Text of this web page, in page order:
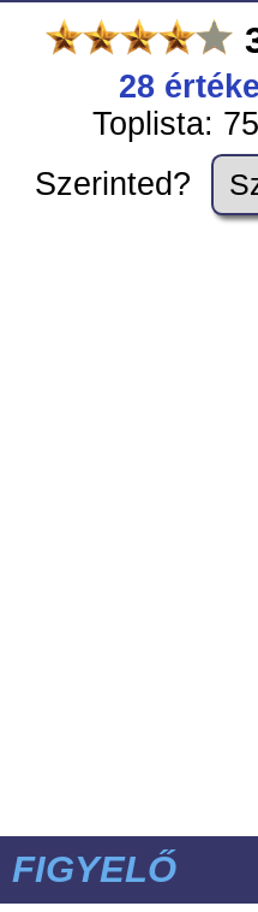
28
Toplista:
Szerinted?
FIGYELŐ